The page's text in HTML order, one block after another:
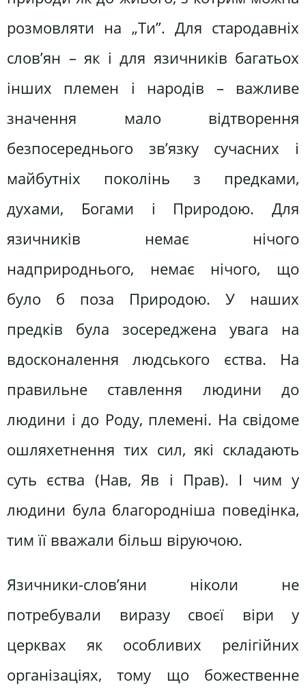
розмовляти на „Ти”. Для стародавніх
слов’ян – як і для язичників багатьох
інших племен і народів – важливе
значення мало відтворення
безпосереднього зв’язку сучасних і
майбутніх поколінь з предками,
духами, Богами і Природою. Для
язичників немає нічого
надприроднього, немає нічого, що
було б поза Природою. У наших
предків була зосереджена увага на
вдосконалення людського єства. На
правильне ставлення людини до
людини і до Роду, племені. На свідоме
ошляхетнення тих сил, які складають
суть єства (Нав, Яв і Прав). І чим у
людини була благородніша поведінка,
тим її вважали більш віруючою.
Язичники-слов’яни ніколи не
потребували виразу своєї віри у
церквах як особливих релігійних
організаціях, тому що божественне